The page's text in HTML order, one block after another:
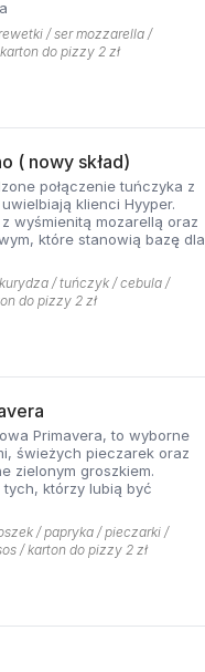
/ ser mozzarella /
do pizzy 2 zł
( nowy skład)
połączenie tuńczyka z
klienci Hyyper.
wyśmienitą mozarellą oraz
które stanowią bazę dla
/ tuńczyk / cebula /
do pizzy 2 zł
Primavera, to wyborne
świeżych pieczarek oraz
zielonym groszkiem.
którzy lubią być
/ papryka / pieczarki /
/ karton do pizzy 2 zł